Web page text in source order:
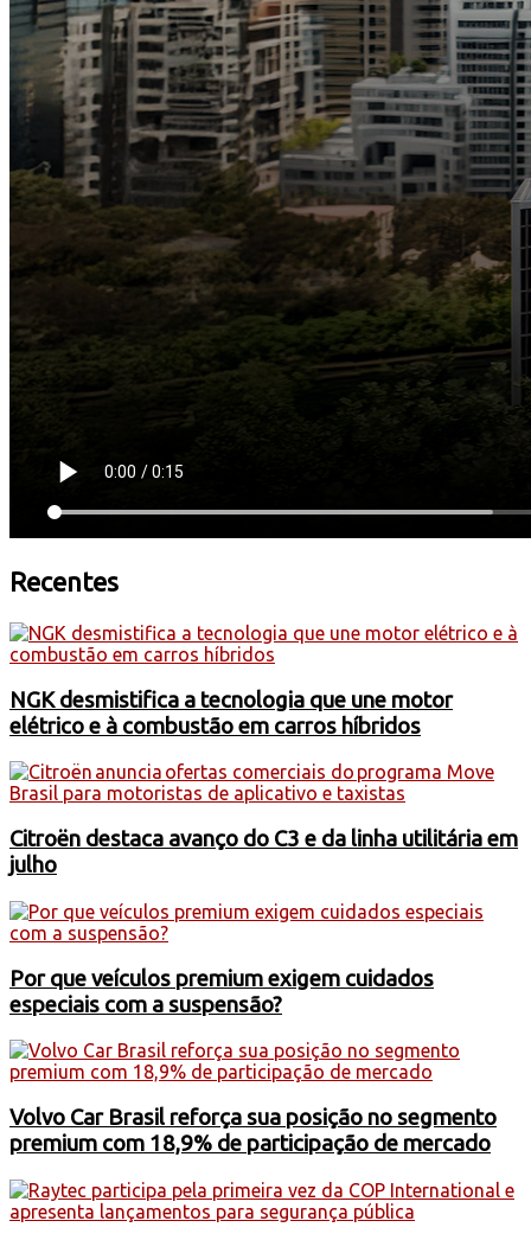
Recentes
NGK desmistifica a tecnologia que une motor
elétrico e à combustão em carros híbridos
Citroën destaca avanço do C3 e da linha utilitária em
julho
Por que veículos premium exigem cuidados
especiais com a suspensão?
Volvo Car Brasil reforça sua posição no segmento
premium com 18,9% de participação de mercado